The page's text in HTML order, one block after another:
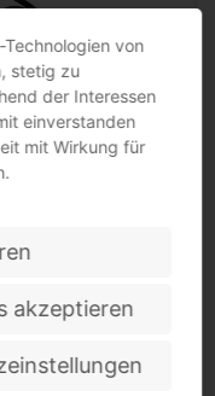
Longlife Akku JAS
von
stetig zu
der Interessen
einverstanden
mit Wirkung für
akzeptieren